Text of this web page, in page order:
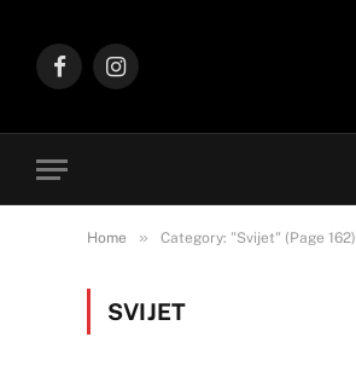
FacebookInstagram
Home » Category: "Svijet" (Page 162)
SVIJET